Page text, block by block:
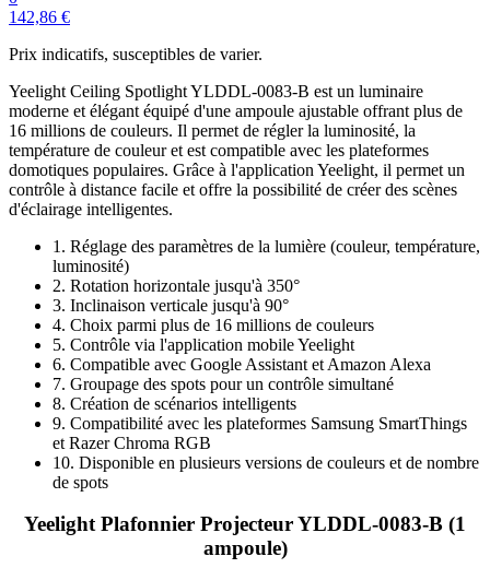
142,86 €
Prix indicatifs, susceptibles de varier.
Yeelight Ceiling Spotlight YLDDL-0083-B est un luminaire
moderne et élégant équipé d'une ampoule ajustable offrant plus de
16 millions de couleurs. Il permet de régler la luminosité, la
température de couleur et est compatible avec les plateformes
domotiques populaires. Grâce à l'application Yeelight, il permet un
contrôle à distance facile et offre la possibilité de créer des scènes
d'éclairage intelligentes.
1. Réglage des paramètres de la lumière (couleur, température,
luminosité)
2. Rotation horizontale jusqu'à 350°
3. Inclinaison verticale jusqu'à 90°
4. Choix parmi plus de 16 millions de couleurs
5. Contrôle via l'application mobile Yeelight
6. Compatible avec Google Assistant et Amazon Alexa
7. Groupage des spots pour un contrôle simultané
8. Création de scénarios intelligents
9. Compatibilité avec les plateformes Samsung SmartThings
et Razer Chroma RGB
10. Disponible en plusieurs versions de couleurs et de nombre
de spots
Yeelight Plafonnier Projecteur YLDDL-0083-B (1
ampoule)